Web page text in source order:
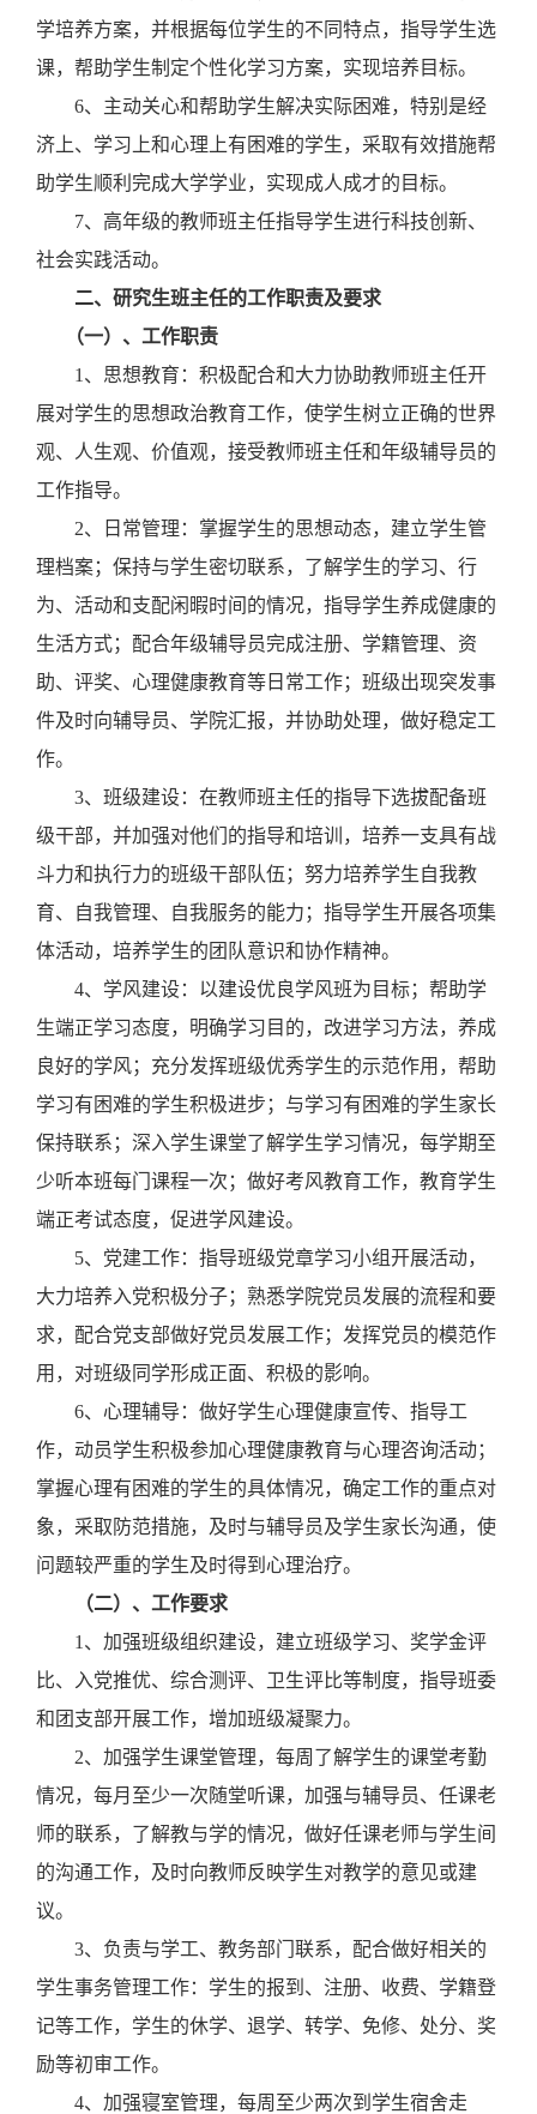
学培养方案，并根据每位学生的不同特点，指导学生选
课，帮助学生制定个性化学习方案，实现培养目标。
6、主动关心和帮助学生解决实际困难，特别是经
济上、学习上和心理上有困难的学生，采取有效措施帮
助学生顺利完成大学学业，实现成人成才的目标。
7、高年级的教师班主任指导学生进行科技创新、
社会实践活动。
二、研究生班主任的工作职责及要求
（一）、工作职责
1 、思想教育：积极配合和大力协助教师班主任开
展对学生的思想政治教育工作，使学生树立正确的世界
观、人生观、价值观，接受教师班主任和年级辅导员的
工作指导。
2、日常管理：掌握学生的思想动态，建立学生管
理档案；保持与学生密切联系，了解学生的学习、行
为、活动和支配闲暇时间的情况，指导学生养成健康的
生活方式；配合年级辅导员完成注册、学籍管理、资
助、评奖、心理健康教育等日常工作；班级出现突发事
件及时向辅导员、学院汇报，并协助处理，做好稳定工
作。
3、班级建设：在教师班主任的指导下选拔配备班
级干部，并加强对他们的指导和培训，培养一支具有战
斗力和执行力的班级干部队伍；努力培养学生自我教
育、自我管理、自我服务的能力；指导学生开展各项集
体活动，培养学生的团队意识和协作精神。
4、学风建设：以建设优良学风班为目标；帮助学
生端正学习态度，明确学习目的，改进学习方法，养成
良好的学风；充分发挥班级优秀学生的示范作用，帮助
学习有困难的学生积极进步；与学习有困难的学生家长
保持联系；深入学生课堂了解学生学习情况，每学期至
少听本班每门课程一次；做好考风教育工作，教育学生
端正考试态度，促进学风建设。
5、党建工作：指导班级党章学习小组开展活动，
大力培养入党积极分子；熟悉学院党员发展的流程和要
求，配合党支部做好党员发展工作；发挥党员的模范作
用，对班级同学形成正面、积极的影响。
6、心理辅导： 做好学生心理健康宣传、指导工
作，动员学生积极参加心理健康教育与心理咨询活动；
掌握心理有困难的学生的具体情况，确定工作的重点对
象，采取防范措施，及时与辅导员及学生家长沟通，使
问题较严重的学生及时得到心理治疗。
（二）、工作要求
1 、加强班级组织建设，建立班级学习、奖学金评
比、入党推优、综合测评、卫生评比等制度，指导班委
和团支部开展工作，增加班级凝聚力。
2、加强学生课堂管理，每周了解学生的课堂考勤
情况，每月至少一次随堂听课，加强与辅导员、任课老
师的联系，了解教与学的情况，做好任课老师与学生间
的沟通工作，及时向教师反映学生对教学的意见或建
议。
3、 负责与学工、教务部门联系，配合做好相关的
学生事务管理工作：学生的报到、注册、收费、学籍登
记等工作，学生的休学、退学、转学、免修、处分、奖
励等初审工作。
4、 加强寝室管理， 每周至少两次到学生宿舍走